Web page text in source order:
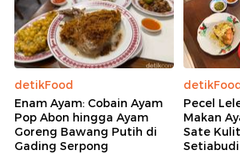
detikFood
Enam Ayam: Cobain Ayam
Pop Abon hingga Ayam
Goreng Bawang Putih di
Gading Serpong
Pecel
Makan
Sate
Setiabudi